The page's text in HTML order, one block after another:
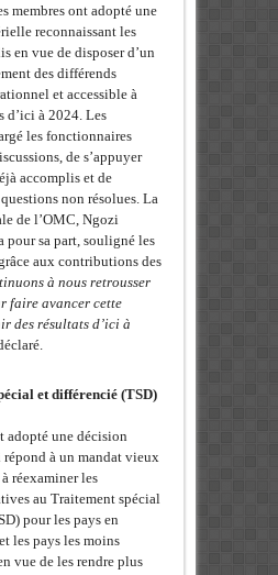
membres ont adopté une
reconnaissant les
en vue de disposer d’un
des différends
et accessible à
d’ici à 2024. Les
les fonctionnaires
de s’appuyer
accomplis et de
non résolues. La
de l’OMC, Ngozi
pour sa part, souligné les
aux contributions des
à nous retrousser
faire avancer cette
des résultats d’ici à
et différencié (TSD)
adopté une décision
à un mandat vieux
réexaminer les
au Traitement spécial
pour les pays en
les pays les moins
vue de les rendre plus